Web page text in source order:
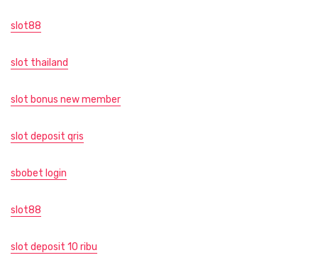
slot88
slot thailand
slot bonus new member
slot deposit qris
sbobet login
slot88
slot deposit 10 ribu